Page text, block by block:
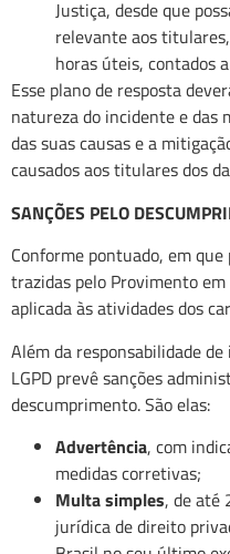
Justiça, desde que
relevante aos
horas úteis, contados
Esse plano de resposta
natureza do incidente e das
das suas causas e a
causados aos titulares dos
SANÇÕES PELO
Conforme pontuado, em
trazidas pelo Provimento
aplicada às atividades dos
Além da responsabilidade
LGPD prevê sanções
descumprimento. São elas:
Advertência, com
medidas corretivas;
Multa simples, de até
jurídica de direito